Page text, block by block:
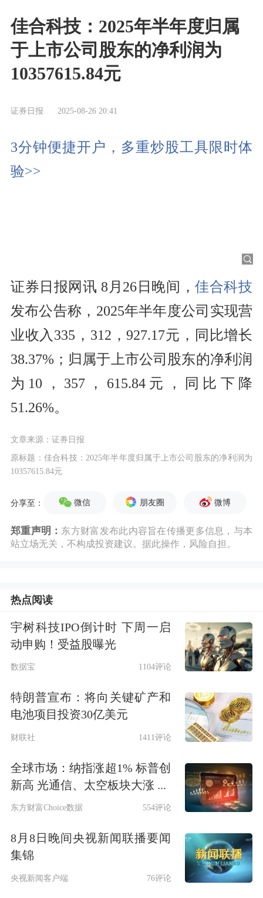
佳合科技：2025年半年度归属
于上市公司股东的净利润为
10357615.84元
证券日报 2025-08-26 20:41
3分钟便捷开户，多重炒股工具限时体
验>>
证券日报网讯 8月26日晚间，佳合科技
发布公告称，2025年半年度公司实现营
业收入335，312，927.17元，同比增长
38.37%；归属于上市公司股东的净利润
为10，357，615.84元，同比下降
51.26%。
文章来源：证券日报
原标题：佳合科技：2025年半年度归属于上市公司股东的净利润为
10357615.84元
分享至： 微信 朋友圈 微博
郑重声明： 东方财富发布此内容旨在传播更多信息，与本
站立场无关，不构成投资建议。据此操作，风险自担。
热点阅读
宇树科技IPO倒计时 下周一启
动申购！受益股曝光
数据宝 1104评论
特朗普宣布：将向关键矿产和
电池项目投资30亿美元
财联社 1411评论
全球市场：纳指涨超1% 标普创
新高 光通信、太空板块大涨 ...
东方财富Choice数据 554评论
8月8日晚间央视新闻联播要闻
集锦
央视新闻客户端 76评论